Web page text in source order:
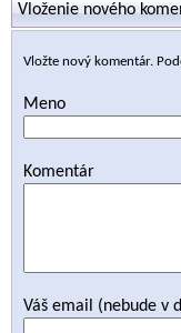
Vloženie nového
Vložte nový komentár.
Meno
Komentár
Váš email (nebude v